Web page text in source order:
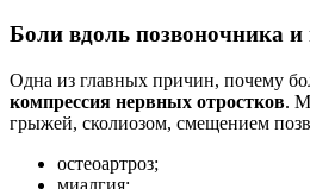
Боли вдоль позвоночника и
Одна из главных причин, почему
компрессия нервных отростков.
грыжей, сколиозом, смещением
остеоартроз;
миалгия;